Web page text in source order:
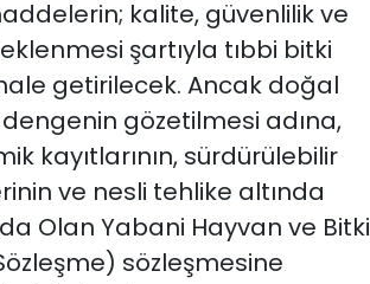
kalite, güvenlilik ve
şartıyla tıbbi bitki
getirilecek. Ancak doğal
gözetilmesi adına,
kayıtlarının, sürdürülebilir
ve nesli tehlike altında
Olan Yabani Hayvan ve Bitki
sözleşmesine